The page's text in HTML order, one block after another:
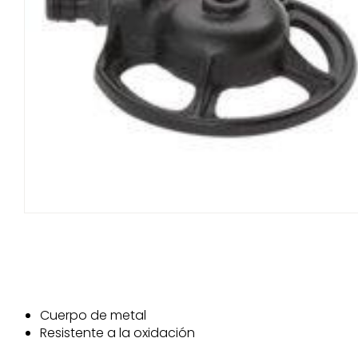
Cuerpo de metal
Resistente a la oxidación